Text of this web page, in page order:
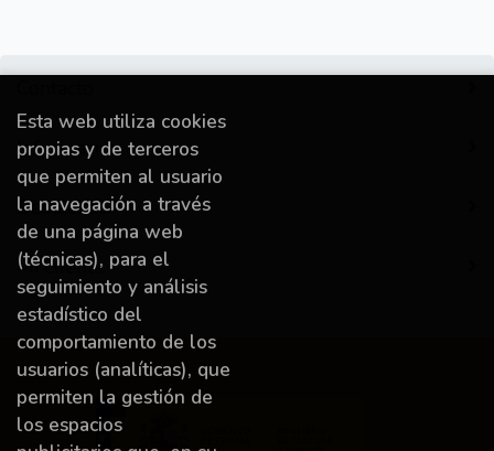
Información
Destacado
Mi cuenta
Esta web utiliza cookies
propias y de terceros
que permiten al usuario
la navegación a través
de una página web
(técnicas), para el
seguimiento y análisis
estadístico del
comportamiento de los
usuarios (analíticas), que
permiten la gestión de
los espacios